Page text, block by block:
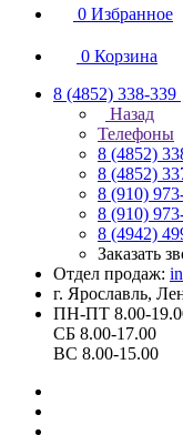
0 Избранное
0 Корзина
8 (4852) 338-339
Назад
Телефоны
8 (4852)
8 (4852)
8 (910)
8 (910)
8 (4942)
Заказать
Отдел продаж:
г. Ярославль,
ПН-ПТ 8.00-
СБ 8.00-17.00
ВС 8.00-15.00